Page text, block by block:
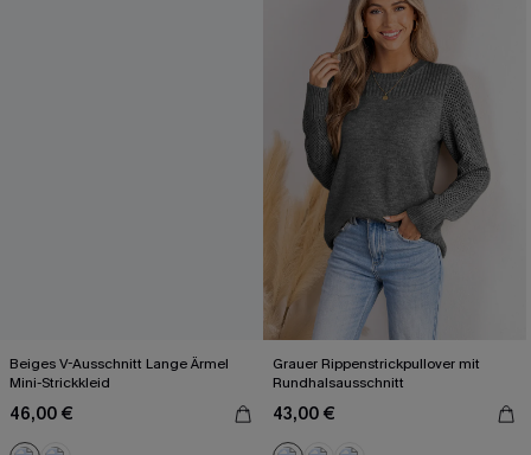
Beiges V-Ausschnitt Lange Ärmel
Mini-Strickkleid
46,00 €
Grauer Rippenstrickpullover mit
Rundhalsausschnitt
43,00 €